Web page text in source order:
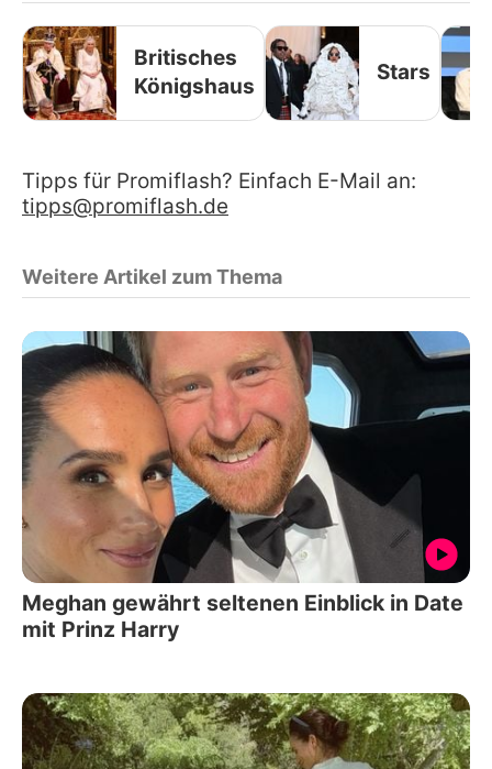
Britisches
Königshaus
Stars
Tipps für Promiflash? Einfach E-Mail an:
tipps@promiflash.de
Weitere Artikel zum Thema
Meghan gewährt seltenen Einblick in Date
mit Prinz Harry